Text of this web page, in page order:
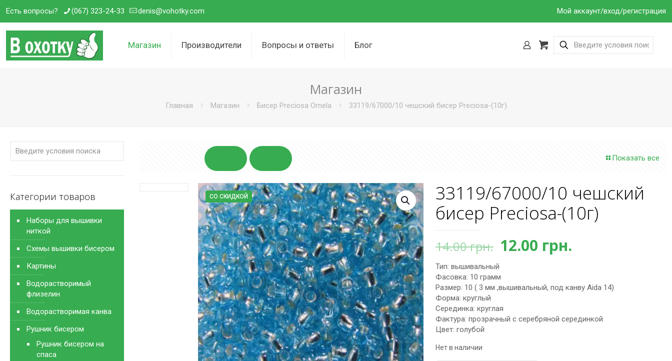
Есть вопросы? (067) 323-24-33 denis@vohotky.com Мой аккаунт/вход/регистрация
Магазин Производители Вопросы и ответы Блог
Магазин
Главная Магазин Бисер Preciosa Ornela 33119/67000/10 чешский бисер Preciosa-(10г)
Показать все
СО СКИДКОЙ
33119/67000/10 чешский
бисер Preciosa-(10г)
14.00грн. Первоначальная
составляла
14.00 грн..
12.00 грн.Текущая
Тип: вышивальный
Фасовка: 10 грамм
Размер: 10 ( 3 мм ,вышивальный, под канву Aida 14)
Форма: круглый
Серединка: круглая
Фактура: прозрачный с серебряной серединкой
Цвет: голубой
Нет в наличии
Категории товаров
Наборы для вышивки
ниткой
Схемы вышивки бисером
Картины
Водорастворимый
флизелин
Водорастворимая канва
Рушник бисером
Рушник бисером на
спаса